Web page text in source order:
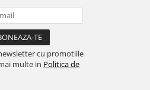
cu promotiile
multe in Politica de